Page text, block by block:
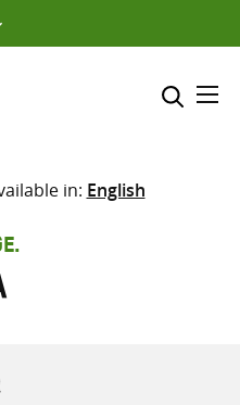
Sélectionner l’emplacement
termes
in: English